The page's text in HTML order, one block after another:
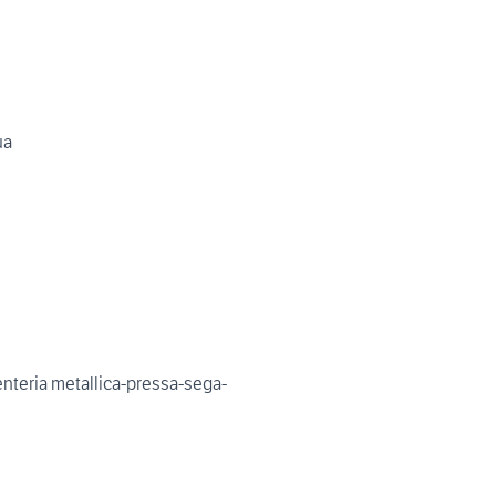
metallica-pressa-sega-